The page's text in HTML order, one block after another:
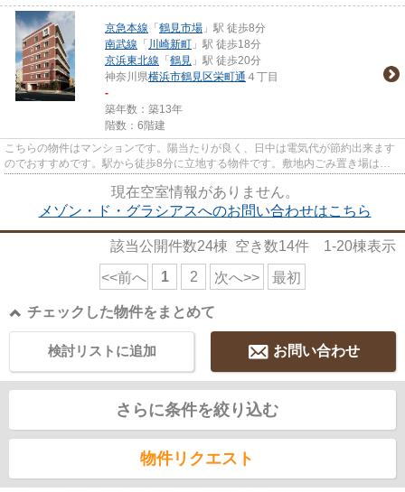
京急本線 「 鶴見市場 」駅 徒歩8分
南武線 「 川崎新町 」駅 徒歩18分
京浜東北線 「 鶴見 」駅 徒歩20分
神奈川県横浜市鶴見区栄町通 ４丁目
-
築年数：築13年
階数：6階建
こちらの物件はマンションです。陽当たりが良く、日中は電気代が節約出来ます
のでおすすめです。駅から徒歩8分に立地する物件です。敷地内ごみ置き場は、
現在空室情報がありません。
メゾン・ド・グラシアスへのお問い合わせはこちら
該当公開件数24棟 空き数14件 1-20棟表示
<<前へ 1 2 次へ>> 最初
チェックした物件をまとめて
お問い合わせ
検討リストに追加
さらに条件を絞り込む
物件リクエスト